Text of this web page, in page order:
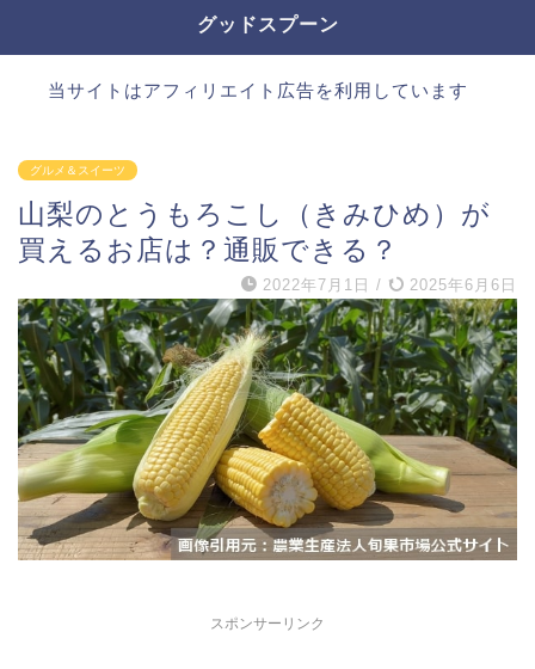
グッドスプーン
当サイトはアフィリエイト広告を利用しています
グルメ＆スイーツ
山梨のとうもろこし（きみひめ）が
買えるお店は？通販できる？
2022年7月1日 / 2025年6月6日
スポンサーリンク